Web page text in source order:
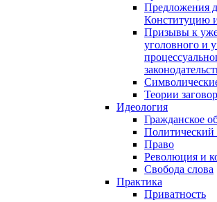
Предложения
Конституцию
Призывы к
уголовного и
Теории
Идеология
Гражданское
Право
Революция и
Свобода слова
Практика
Приватность